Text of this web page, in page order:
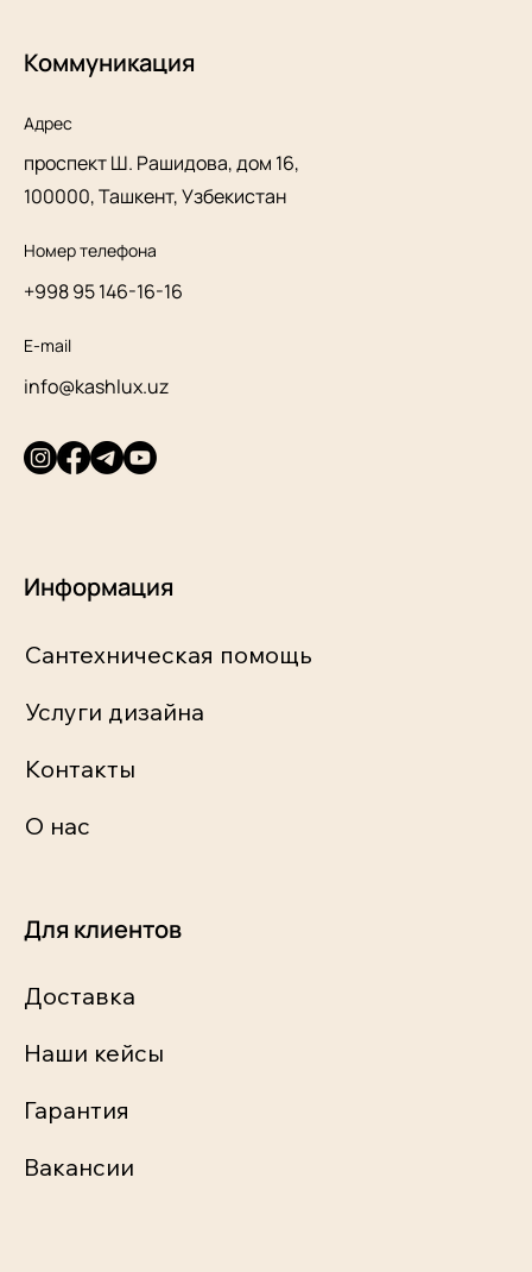
Коммуникация
Адрес
проспект Ш. Рашидова, дом 16,
100000, Ташкент, Узбекистан
Номер телефона
+998 95 146-16-16
E-mail
info@kashlux.uz
Информация
Сантехническая помощь
Услуги дизайна
Контакты
О нас
Для клиентов
Доставка
Наши кейсы
Гарантия
Вакансии